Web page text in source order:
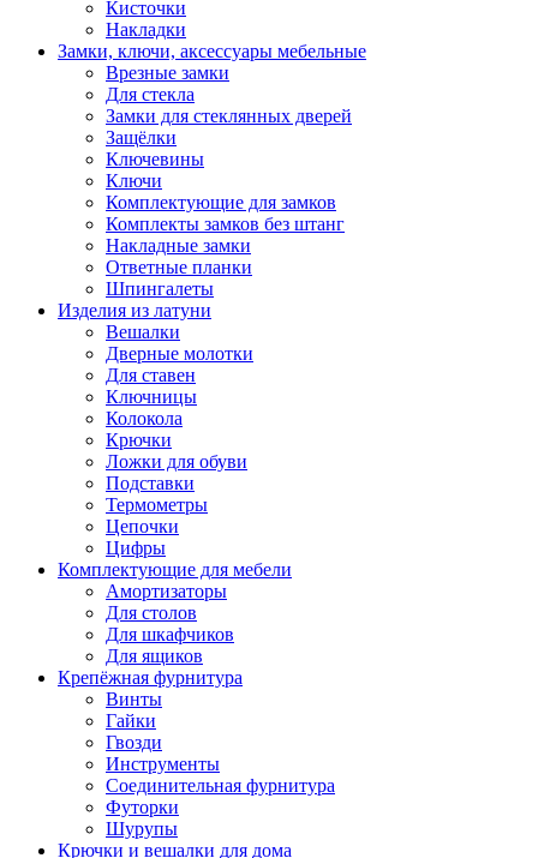
Кисточки
Накладки
Замки, ключи, аксессуары мебельные
Врезные замки
Для стекла
Замки для стеклянных дверей
Защёлки
Ключевины
Ключи
Комплектующие для замков
Комплекты замков без штанг
Накладные замки
Ответные планки
Шпингалеты
Изделия из латуни
Вешалки
Дверные молотки
Для ставен
Ключницы
Колокола
Крючки
Ложки для обуви
Подставки
Термометры
Цепочки
Цифры
Комплектующие для мебели
Амортизаторы
Для столов
Для шкафчиков
Для ящиков
Крепёжная фурнитура
Винты
Гайки
Гвозди
Инструменты
Соединительная фурнитура
Футорки
Шурупы
Крючки и вешалки для дома